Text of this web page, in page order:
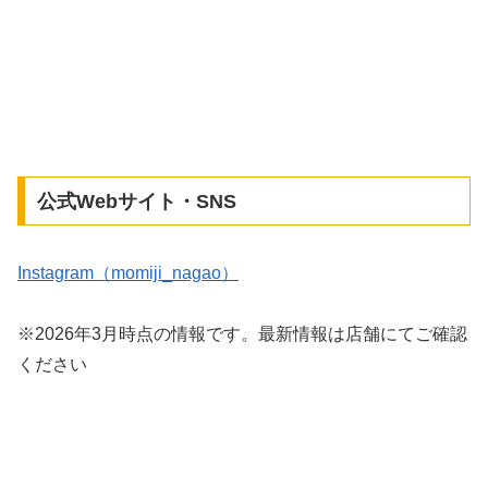
公式Webサイト・SNS
Instagram（momiji_nagao）
※2026年3月時点の情報です。最新情報は店舗にてご確認
ください